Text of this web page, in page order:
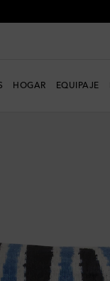
HOGAR EQUIPAJE